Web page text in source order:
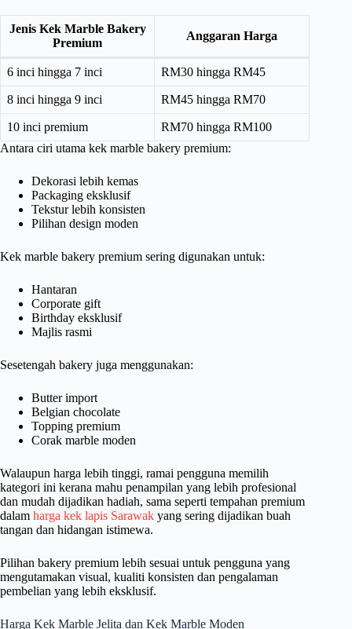
Jenis Kek Marble Bakery
Premium
Anggaran Harga
6 inci hingga 7 inci RM30 hingga RM45
8 inci hingga 9 inci RM45 hingga RM70
10 inci premium
RM70 hingga RM100
Antara ciri utama kek marble bakery premium:
Dekorasi lebih kemas
Packaging eksklusif
Tekstur lebih konsisten
Pilihan design moden
Kek marble bakery premium sering digunakan untuk:
Hantaran
Corporate gift
Birthday eksklusif
Majlis rasmi
Sesetengah bakery juga menggunakan:
Butter import
Belgian chocolate
Topping premium
Corak marble moden
Walaupun harga lebih tinggi, ramai pengguna memilih
kategori ini kerana mahu penampilan yang lebih profesional
dan mudah dijadikan hadiah, sama seperti tempahan premium
dalam harga kek lapis Sarawak yang sering dijadikan buah
tangan dan hidangan istimewa.
Pilihan bakery premium lebih sesuai untuk pengguna yang
mengutamakan visual, kualiti konsisten dan pengalaman
pembelian yang lebih eksklusif.
Harga Kek Marble Jelita dan Kek Marble Moden